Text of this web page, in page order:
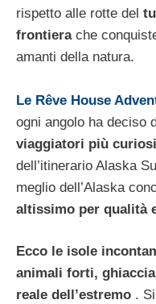
rispetto alle rotte del
frontiera che
amanti della natura.
Le Rêve House
ogni angolo ha deciso
viaggiatori più curiosi
dell’itinerario Alaska
meglio dell’Alaska
altissimo per qualità
Ecco le isole
animali forti,
reale dell’estremo .